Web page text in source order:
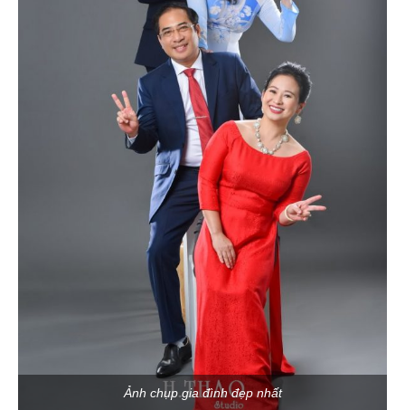
Ảnh chụp gia đình đẹp nhất